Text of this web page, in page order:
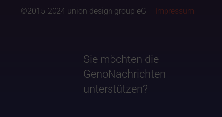
©2015-2024 union design group eG – Impressum –
Sie möchten die
GenoNachrichten
unterstützen?